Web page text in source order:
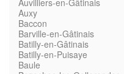
Auvilliers-en-Gâtinais
Auxy
Baccon
Barville-en-Gâtinais
Batilly-en-Gâtinais
Batilly-en-Puisaye
Baule